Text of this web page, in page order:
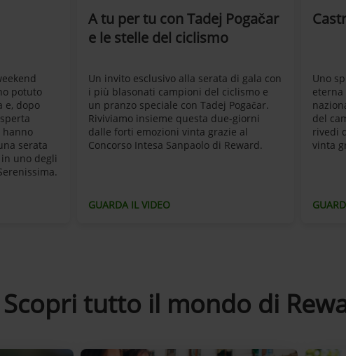
potuto
e, dopo
hanno
serata
uno degli
A tu per tu con Tadej Pogačar
e le stelle del ciclismo
Un invito esclusivo alla serata di gala con
i più blasonati campioni del ciclismo e
un pranzo speciale con Tadej Pogačar.
Riviviamo insieme questa due-giorni
dalle forti emozioni vinta grazie al
Concorso Intesa Sanpaolo di Reward.
GUARDA IL VIDEO
Uno
eterna
del
rivedi
vinta
Scopri tutto il mondo di